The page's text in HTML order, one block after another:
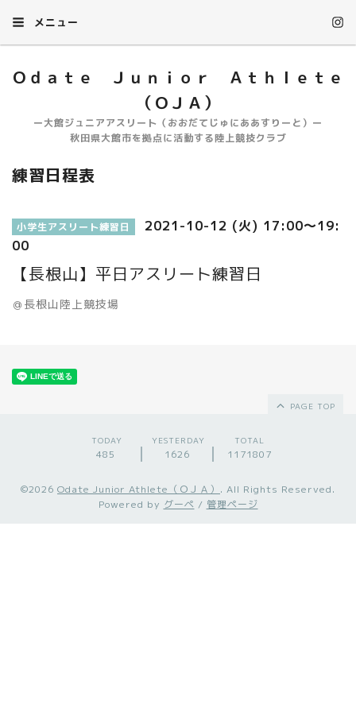
メニュー
Ｏｄａｔｅ Ｊｕｎｉｏｒ Ａｔｈｌｅｔｅ
（ＯＪＡ）
ー大館ジュニアアスリート（おおだてじゅにああすりーと）ー
秋田県大館市を拠点に活動する陸上競技クラブ
練習日程表
小学生アスリート練習日
2021-10-12 (火) 17:00～19:
00
【長根山】平日アスリート練習日
＠長根山陸上競技場
PAGE TOP
TODAY
485
YESTERDAY
1626
TOTAL
1171807
©2026 Odate Junior Athlete（ＯＪＡ） . All Rights Reserved.
Powered by グーペ / 管理ページ